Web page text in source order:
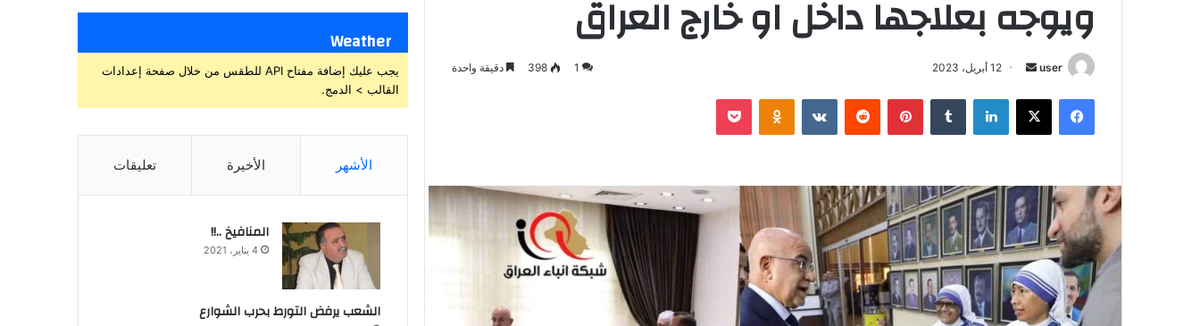
ويوجه بعلاجها داخل او خارج العراق
user
أرسل 12 أبريل، 2023 1
398 دقيقة واحدة
فيسبوك ‫X لينكدإن بينتيريست Odnoklassniki
‫Pocket
Weather
يجب عليك إضافة مفتاح API للطقس من خلال صفحة إعدادات
القالب > الدمج.
الأشهر الأخيرة تعليقات
المنافيخ ..!!
4 يناير، 2021
الشعب يرفض التورط بحرب الشوارع